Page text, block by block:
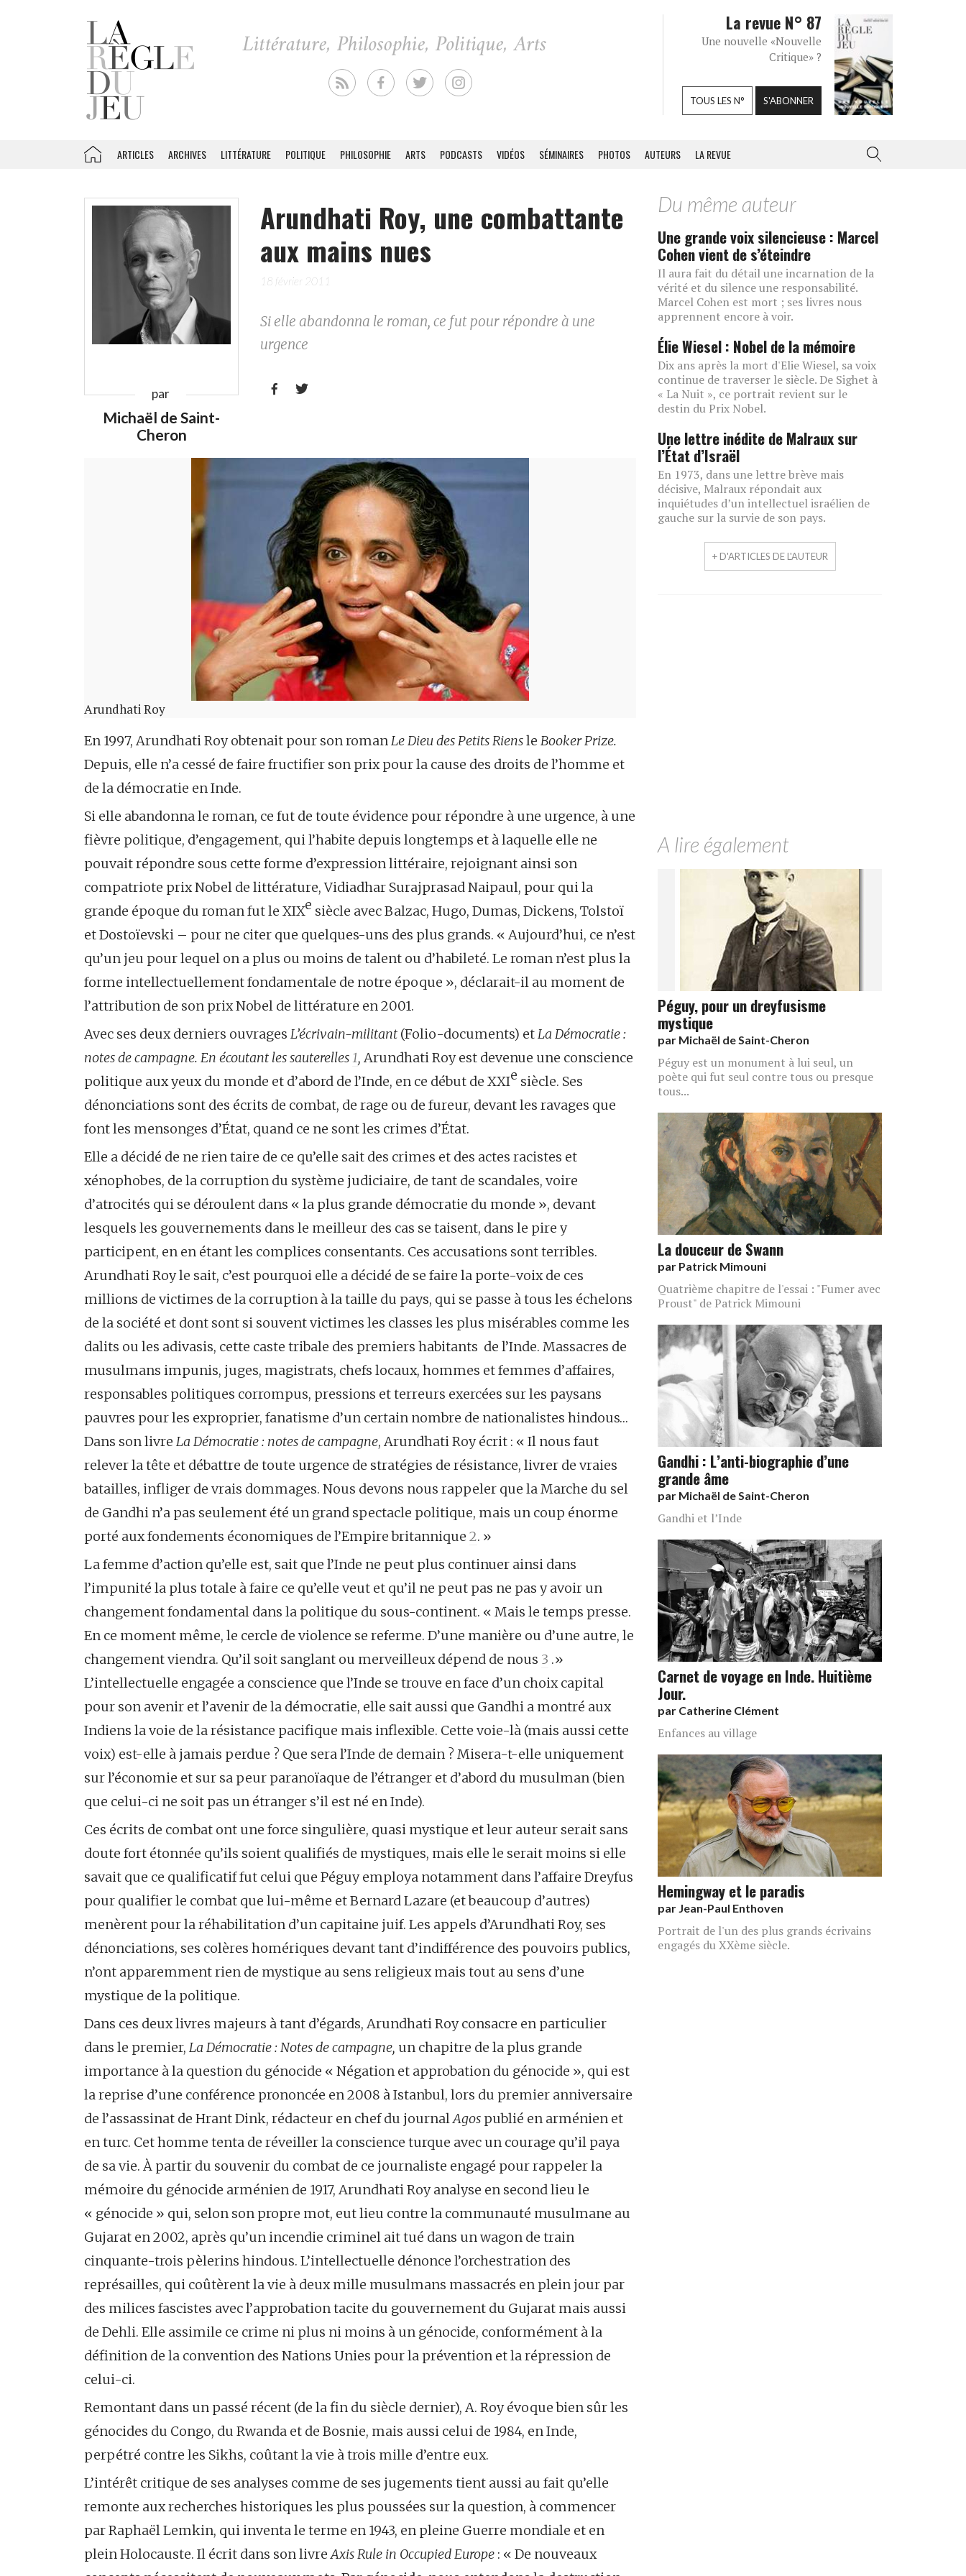
La revue N° 87
Une nouvelle «Nouvelle
Critique» ?
TOUS LES N° S'ABONNER
ARTICLES ARCHIVES LITTÉRATURE POLITIQUE PHILOSOPHIE ARTS PODCASTS VIDÉOS SÉMINAIRES PHOTOS AUTEURS LA REVUE
par
Michaël de Saint-
Cheron
Arundhati Roy, une combattante
aux mains nues
18 février 2011
Si elle abandonna le roman, ce fut pour répondre à une
urgence
 
Arundhati Roy
En 1997, Arundhati Roy obtenait pour son romanLe Dieu des Petits Riensle Booker Prize.
Depuis, elle n’a cessé de faire fructifier son prix pour la cause des droits de l’homme et
de la démocratie en Inde.
Si elle abandonna le roman, ce fut de toute évidence pour répondre à une urgence, à une
fièvre politique, d’engagement, qui l’habite depuis longtemps et à laquelle elle ne
pouvait répondre sous cette forme d’expression littéraire, rejoignant ainsi son
compatriote prix Nobel de littérature, Vidiadhar Surajprasad Naipaul, pour qui la
grande époque du roman fut le XIXe siècle avec Balzac, Hugo, Dumas, Dickens, Tolstoï
et Dostoïevski – pour ne citer que quelques-uns des plus grands. « Aujourd’hui, ce n’est
qu’un jeu pour lequel on a plus ou moins de talent ou d’habileté. Le roman n’est plus la
forme intellectuellement fondamentale de notre époque », déclarait-il au moment de
l’attribution de son prix Nobel de littérature en 2001.
Avec ses deux derniers ouvrages L’écrivain-militant (Folio-documents) etLa Démocratie :
notes de campagne. En écoutant les sauterelles 1, Arundhati Roy est devenue une conscience
politique aux yeux du monde et d’abord de l’Inde, en ce début de XXIe siècle. Ses
dénonciations sont des écrits de combat, de rage ou de fureur, devant les ravages que
font les mensonges d’État, quand ce ne sont les crimes d’État.
Elle a décidé de ne rien taire de ce qu’elle sait des crimes et des actes racistes et
xénophobes, de la corruption du système judiciaire, de tant de scandales, voire
d’atrocités qui se déroulent dans « la plus grande démocratie du monde », devant
lesquels les gouvernements dans le meilleur des cas se taisent, dans le pire y
participent, en en étant les complices consentants. Ces accusations sont terribles.
Arundhati Roy le sait, c’est pourquoi elle a décidé de se faire la porte-voix de ces
millions de victimes de la corruption à la taille du pays, qui se passe à tous les échelons
de la société et dont sont si souvent victimes les classes les plus misérables comme les
dalits ou les adivasis, cette caste tribale des premiers habitants de l’Inde. Massacres de
musulmans impunis, juges, magistrats, chefs locaux, hommes et femmes d’affaires,
responsables politiques corrompus, pressions et terreurs exercées sur les paysans
pauvres pour les exproprier, fanatisme d’un certain nombre de nationalistes hindous…
Dans son livre La Démocratie : notes de campagne, Arundhati Roy écrit : « Il nous faut
relever la tête et débattre de toute urgence de stratégies de résistance, livrer de vraies
batailles, infliger de vrais dommages. Nous devons nous rappeler que la Marche du sel
de Gandhi n’a pas seulement été un grand spectacle politique, mais un coup énorme
porté aux fondements économiques de l’Empire britannique 2. »
La femme d’action qu’elle est, sait que l’Inde ne peut plus continuer ainsi dans
l’impunité la plus totale à faire ce qu’elle veut et qu’il ne peut pas ne pas y avoir un
changement fondamental dans la politique du sous-continent. « Mais le temps presse.
En ce moment même, le cercle de violence se referme. D’une manière ou d’une autre, le
changement viendra. Qu’il soit sanglant ou merveilleux dépend de nous 3 .»
L’intellectuelle engagée a conscience que l’Inde se trouve en face d’un choix capital
pour son avenir et l’avenir de la démocratie, elle sait aussi que Gandhi a montré aux
Indiens la voie de la résistance pacifique mais inflexible. Cette voie-là (mais aussi cette
voix) est-elle à jamais perdue ? Que sera l’Inde de demain ? Misera-t-elle uniquement
sur l’économie et sur sa peur paranoïaque de l’étranger et d’abord du musulman (bien
que celui-ci ne soit pas un étranger s’il est né en Inde).
Ces écrits de combat ont une force singulière, quasi mystique et leur auteur serait sans
doute fort étonnée qu’ils soient qualifiés de mystiques, mais elle le serait moins si elle
savait que ce qualificatif fut celui que Péguy employa notamment dans l’affaire Dreyfus
pour qualifier le combat que lui-même et Bernard Lazare (et beaucoup d’autres)
menèrent pour la réhabilitation d’un capitaine juif. Les appels d’Arundhati Roy, ses
dénonciations, ses colères homériques devant tant d’indifférence des pouvoirs publics,
n’ont apparemment rien de mystique au sens religieux mais tout au sens d’une
mystique de la politique.
Dans ces deux livres majeurs à tant d’égards, Arundhati Roy consacre en particulier
dans le premier, La Démocratie : Notes de campagne, un chapitre de la plus grande
importance à la question du génocide « Négation et approbation du génocide », qui est
la reprise d’une conférence prononcée en 2008 à Istanbul, lors du premier anniversaire
de l’assassinat de Hrant Dink, rédacteur en chef du journalAgos publié en arménien et
en turc. Cet homme tenta de réveiller la conscience turque avec un courage qu’il paya
de sa vie. À partir du souvenir du combat de ce journaliste engagé pour rappeler la
mémoire du génocide arménien de 1917, Arundhati Roy analyse en second lieu le
« génocide » qui, selon son propre mot, eut lieu contre la communauté musulmane au
Gujarat en 2002, après qu’un incendie criminel ait tué dans un wagon de train
cinquante-trois pèlerins hindous. L’intellectuelle dénonce l’orchestration des
représailles, qui coûtèrent la vie à deux mille musulmans massacrés en plein jour par
des milices fascistes avec l’approbation tacite du gouvernement du Gujarat mais aussi
de Dehli. Elle assimile ce crime ni plus ni moins à un génocide, conformément à la
définition de la convention des Nations Unies pour la prévention et la répression de
celui-ci.
Remontant dans un passé récent (de la fin du siècle dernier), A. Roy évoque bien sûr les
génocides du Congo, du Rwanda et de Bosnie, mais aussi celui de 1984, en Inde,
perpétré contre les Sikhs, coûtant la vie à trois mille d’entre eux.
L’intérêt critique de ses analyses comme de ses jugements tient aussi au fait qu’elle
remonte aux recherches historiques les plus poussées sur la question, à commencer
par Raphaël Lemkin, qui inventa le terme en 1943, en pleine Guerre mondiale et en
plein Holocauste. Il écrit dans son livreAxis Rule in Occupied Europe : « De nouveaux
Du même auteur
Une grande voix silencieuse : Marcel
Cohen vient de s’éteindre
Il aura fait du détail une incarnation de la
vérité et du silence une responsabilité.
Marcel Cohen est mort ; ses livres nous
apprennent encore à voir.
Élie Wiesel : Nobel de la mémoire
Dix ans après la mort d'Elie Wiesel, sa voix
continue de traverser le siècle. De Sighet à
« La Nuit », ce portrait revient sur le
destin du Prix Nobel.
Une lettre inédite de Malraux sur
l’État d’Israël
En 1973, dans une lettre brève mais
décisive, Malraux répondait aux
inquiétudes d’un intellectuel israélien de
gauche sur la survie de son pays.
+ D'ARTICLES DE L'AUTEUR
A lire également
Péguy, pour un dreyfusisme
mystique
par Michaël de Saint-Cheron
Péguy est un monument à lui seul, un
poète qui fut seul contre tous ou presque
tous...
La douceur de Swann
par Patrick Mimouni
Quatrième chapitre de l'essai : "Fumer avec
Proust" de Patrick Mimouni
Gandhi : L’anti-biographie d’une
grande âme
par Michaël de Saint-Cheron
Gandhi et l’Inde
Carnet de voyage en Inde. Huitième
Jour.
par Catherine Clément
Enfances au village
Hemingway et le paradis
par Jean-Paul Enthoven
Portrait de l'un des plus grands écrivains
engagés du XXème siècle.